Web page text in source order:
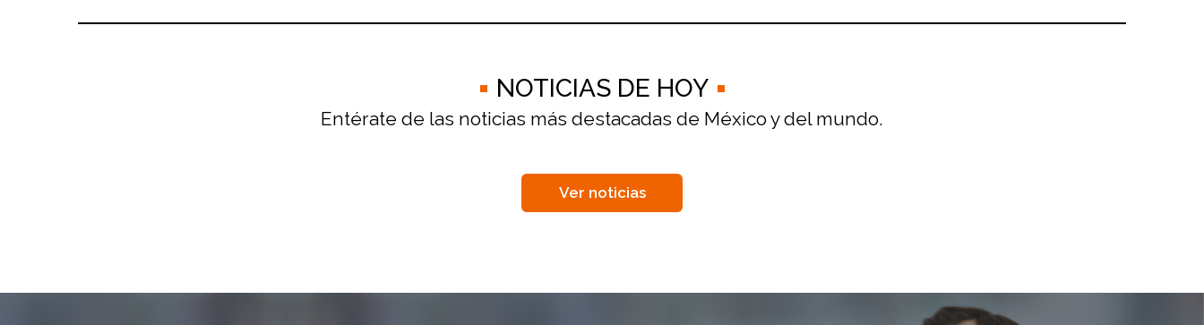
NOTICIAS DE HOY
Entérate de las noticias más destacadas de México y del mundo.
Ver noticias